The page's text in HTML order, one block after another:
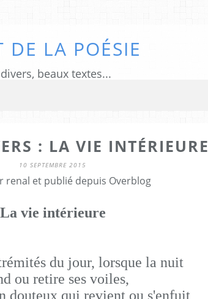
LA POÉSIE
beaux textes...
: LA VIE INTÉRIEURE
10 SEPTEMBRE 2015
renal et publié depuis Overblog
La vie intérieure
du jour, lorsque la nuit
ou retire ses voiles,
douteux qui revient ou s'enfuit